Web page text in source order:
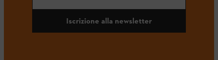
Iscrizione alla newsletter